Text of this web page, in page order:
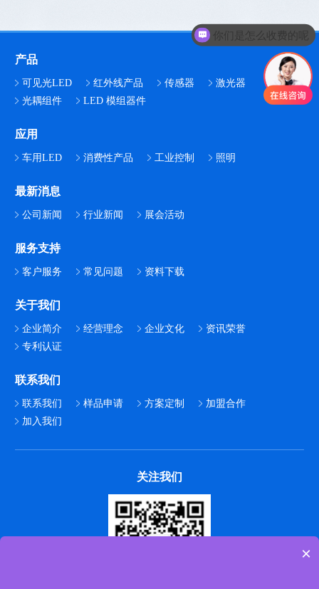
产品
可见光LED 红外线产品 传感器
激光器
光耦组件
LED 模组器件
应用
车用LED 消费性产品 工业控制 照明
最新消息
公司新闻 行业新闻 展会活动
服务支持
客户服务 常见问题 资料下载
关于我们
企业简介 经营理念 企业文化
资讯荣誉
专利认证
联系我们
联系我们 样品申请 方案定制
加盟合作
加入我们
关注我们
你们是怎么收费的呢
×